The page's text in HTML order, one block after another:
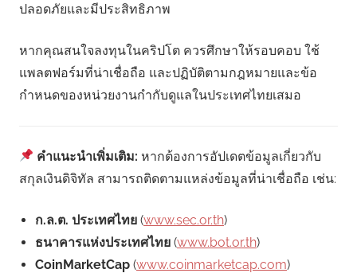
ปลอดภัยและมีประสิทธิภาพ
หากคุณสนใจลงทุนในคริปโต ควรศึกษาให้รอบคอบ ใช้
แพลตฟอร์มที่น่าเชื่อถือ และปฏิบัติตามกฎหมายและข้อ
กำหนดของหน่วยงานกำกับดูแลในประเทศไทยเสมอ
คำแนะนำเพิ่มเติม: หากต้องการอัปเดตข้อมูลเกี่ยวกับ
สกุลเงินดิจิทัล สามารถติดตามแหล่งข้อมูลที่น่าเชื่อถือ เช่น:
ก.ล.ต. ประเทศไทย (www.sec.or.th)
ธนาคารแห่งประเทศไทย (www.bot.or.th)
CoinMarketCap (www.coinmarketcap.com)